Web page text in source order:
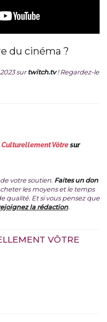
du cinéma ?
surtwitch.tv ! Regardez-le
Culturellement Vôtresur
votre soutien. Faites un don
les moyens et le temps
qualité. Et si vous pensez que
la rédaction.
VÔTRE